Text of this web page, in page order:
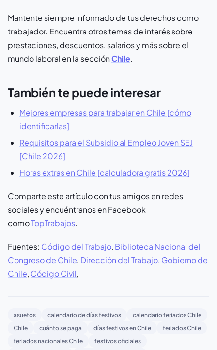
Mantente siempre informado de tus derechos como
trabajador. Encuentra otros temas de interés sobre
prestaciones, descuentos, salarios y más sobre el
mundo laboral en la secciónChile.
También te puede interesar
Mejores empresas para trabajar en Chile [cómo
identificarlas]
Requisitos para el Subsidio al Empleo Joven SEJ
[Chile 2026]
Horas extras en Chile [calculadora gratis 2026]
Comparte este artículo con tus amigos en redes
sociales y encuéntranos en Facebook
comoTopTrabajos.
Fuentes: Código del Trabajo, Biblioteca Nacional del
Congreso de Chile, Dirección del Trabajo, Gobierno de
Chile, Código Civil,
asuetos calendario de días festivos
calendario feriados Chile
Chile
cuánto se paga días festivos en Chile
feriados Chile
feriados nacionales Chile
festivos oficiales